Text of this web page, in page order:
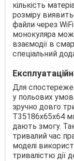
кількість
розміру
файли через
монокуляра
взаємодії в
спеціальний
Для
у польових
зручно довго
T35186х65х64
дають змогу.
тривалий час
моделі
тривалістю дії